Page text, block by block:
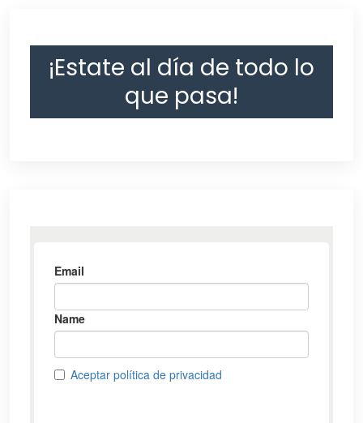
¡Estate al día de todo lo
que pasa!